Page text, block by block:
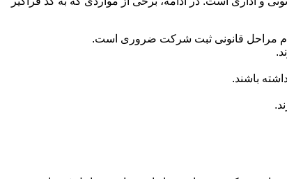
مراحل قانونی ثبت شرکت ضروری است.
باشند.